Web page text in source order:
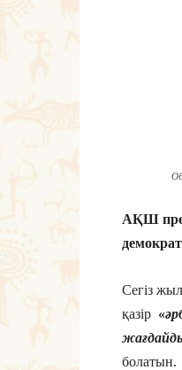
АҚШ
Сегіз
қазір «
болатын.